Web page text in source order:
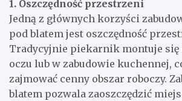
1. Oszczędność przestrzeni
Jedną z głównych korzyści
pod blatem jest oszczędność
Tradycyjnie piekarnik montuje się
oczu lub w zabudowie kuchennej,
zajmować cenny obszar roboczy.
blatem pozwala zaoszczędzić